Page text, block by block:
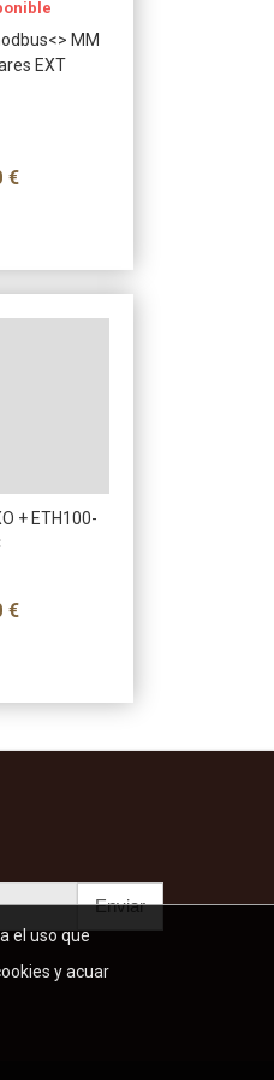
MM
EXT
€
+ ETH100-
€
Enviar
el uso que
y acuar